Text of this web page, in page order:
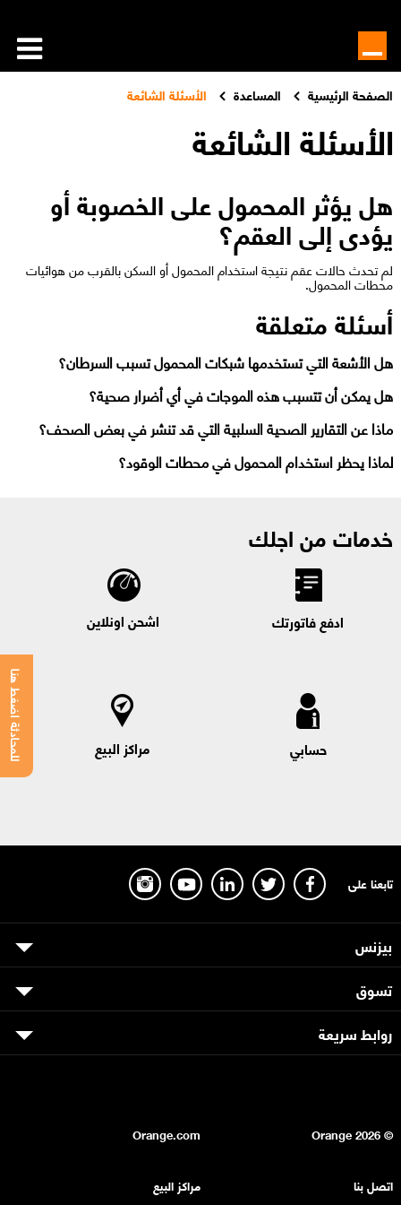
الصفحة الرئيسية المساعدة الأسئلة الشائعة
الأسئلة الشائعة
هل يؤثر المحمول على الخصوبة أو
يؤدى إلى العقم؟
لم تحدث حالات عقم نتيجة استخدام المحمول أو السكن بالقرب من هوائيات
محطات المحمول.​​
أسئلة متعلقة
هل الأشعة التي تستخدمها شبكات المحمول تسبب السرطان؟
هل يمكن أن تتسبب هذه الموجات في أي أضرار صحية؟
ماذا عن التقارير الصحية السلبية التي قد تنشر في بعض الصحف؟
لماذا يحظر استخدام المحمول في محطات الوقود؟
خدمات من اجلك
ادفع فاتورتك اشحن اونلاين
حسابي مراكز البيع للمحادثة اضغط هنا
تابعنا على
بيزنس
تسوق
روابط سريعة
© Orange
2026
Orange.com
اتصل بنا مراكز البيع